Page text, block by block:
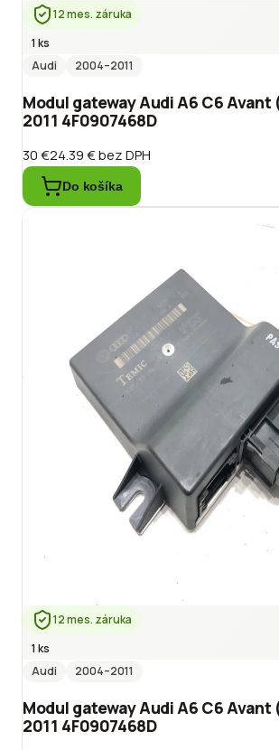
12 mes. záruka
1 ks
Audi
2004–2011
Modul gateway Audi A6 C6 Avant
2011 4F0907468D
30 €24.39 €bez DPH
Do košíka
12 mes. záruka
1 ks
Audi
2004–2011
Modul gateway Audi A6 C6 Avant
2011 4F0907468D